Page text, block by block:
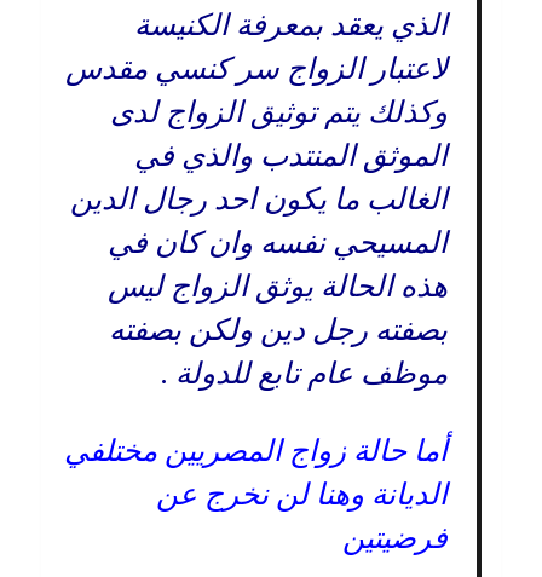
الذي يعقد بمعرفة الكنيسة
لاعتبار الزواج سر كنسي مقدس
وكذلك يتم توثيق الزواج لدى
الموثق المنتدب والذي في
الغالب ما يكون احد رجال الدين
المسيحي نفسه وان كان في
هذه الحالة يوثق الزواج ليس
بصفته رجل دين ولكن بصفته
موظف عام تابع للدولة .
أما حالة زواج المصريين مختلفي
الديانة وهنا لن نخرج عن
فرضيتين